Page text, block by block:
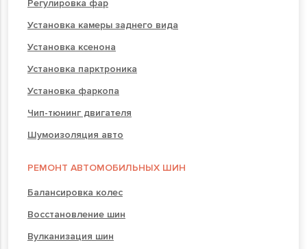
Регулировка фар
Установка камеры заднего вида
Установка ксенона
Установка парктроника
Установка фаркопа
Чип-тюнинг двигателя
Шумоизоляция авто
РЕМОНТ АВТОМОБИЛЬНЫХ ШИН
Балансировка колес
Восстановление шин
Вулканизация шин